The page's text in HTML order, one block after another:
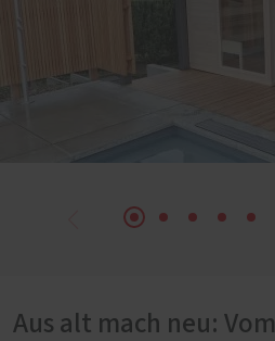
Aus alt mach neu: Vom